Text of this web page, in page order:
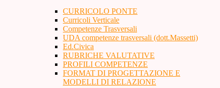
CURRICOLO PONTE
Curricoli Verticale
Competenze Trasversali
UDA competenze trasversali (dott.Massetti)
Ed.Civica
RUBRICHE VALUTATIVE
PROFILI COMPETENZE
FORMAT DI PROGETTAZIONE E
MODELLI DI RELAZIONE